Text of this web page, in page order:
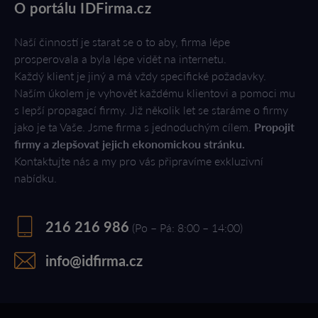
O portálu IDFirma.cz
Naší činností je starat se o to aby, firma lépe
prosperovala a byla lépe vidět na internetu.
Každý klient je jiný a má vždy specifické požadavky.
Naším úkolem je vyhovět každému klientovi a pomoci mu
s lepší propagací firmy. Již několik let se staráme o firmy
jako je ta Vaše. Jsme firma s jednoduchým cílem. Propojit
firmy a zlepšovat jejich ekonomickou stránku.
Kontaktujte nás a my pro vás připravíme exkluzivní
nabídku.
216 216 986 (Po – Pá: 8:00 – 14:00)
info@idfirma.cz